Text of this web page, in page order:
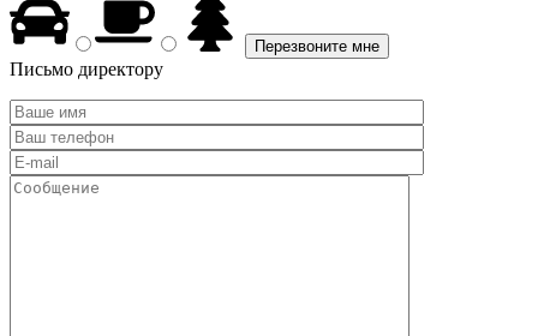
Письмо директору